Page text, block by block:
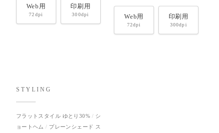
Web用
72dpi
印刷用
300dpi Web用
72dpi
印刷用
300dpi
STYLING
フラットスタイル ゆとり30%
シ
ョートヘム
プレーンシェード ス